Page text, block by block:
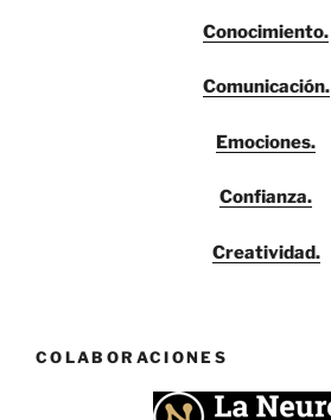
Conocimiento.
Comunicación.
Emociones.
Confianza.
Creatividad.
COLABORACIONES